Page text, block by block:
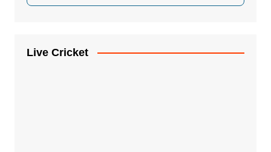
Live Cricket